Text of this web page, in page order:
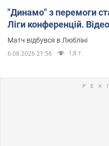
"Динамо" з перемоги
Ліги конференцій. Відео
Матч відбувся в Любліні
6.08.2026 21:56 1,8 т.